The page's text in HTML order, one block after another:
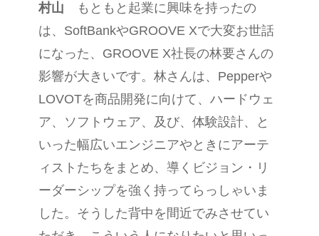
村山 もともと起業に興味を持ったの
は、SoftBankやGROOVE Xで大変お世話
になった、GROOVE X社長の林要さんの
影響が大きいです。林さんは、Pepperや
LOVOTを商品開発に向けて、ハードウェ
ア、ソフトウェア、及び、体験設計、と
いった幅広いエンジニアやときにアーテ
ィストたちをまとめ、導くビジョン・リ
ーダーシップを強く持ってらっしゃいま
した。そうした背中を間近でみさせてい